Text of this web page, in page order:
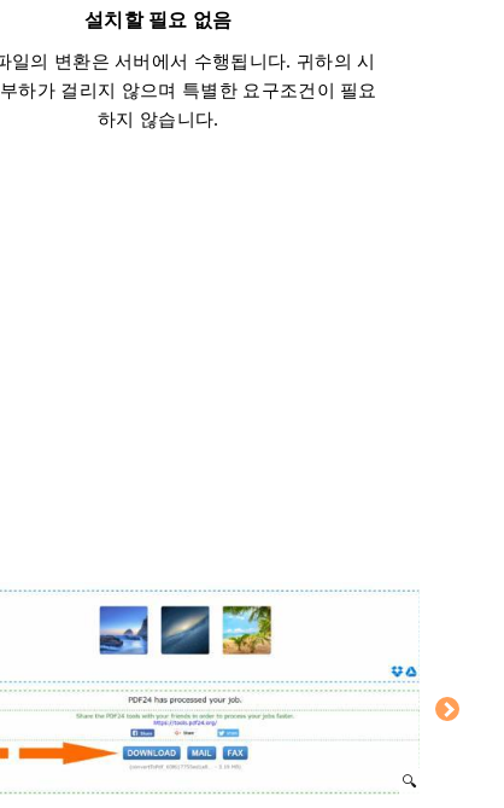
설치할 필요 없음
일의 변환은 서버에서 수행됩니다. 귀하의 시
하가 걸리지 않으며 특별한 요구조건이 필요
하지 않습니다.